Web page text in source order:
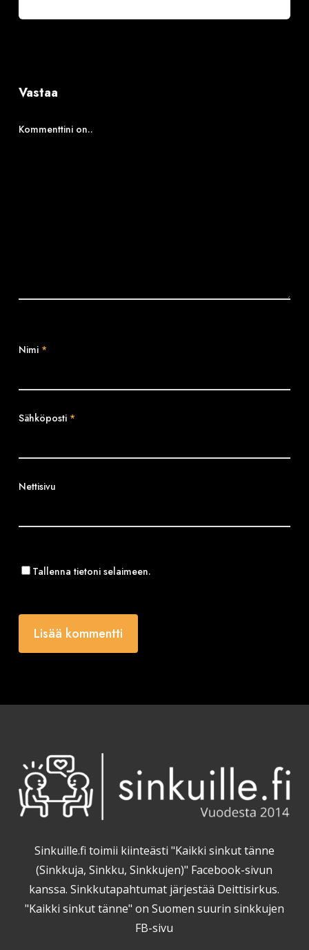
Vastaa
Kommenttini on..
Nimi *
Sähköposti *
Nettisivu
Tallenna tietoni selaimeen.
Sinkuille.fi toimii kiinteästi "Kaikki sinkut tänne
(Sinkkuja, Sinkku, Sinkkujen)" Facebook-sivun
kanssa. Sinkkutapahtumat järjestää Deittisirkus.
"Kaikki sinkut tänne" on Suomen suurin sinkkujen
FB-sivu